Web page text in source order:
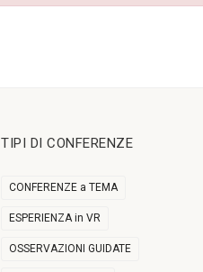
TIPI DI CONFERENZE
CONFERENZE a TEMA
ESPERIENZA in VR
OSSERVAZIONI GUIDATE